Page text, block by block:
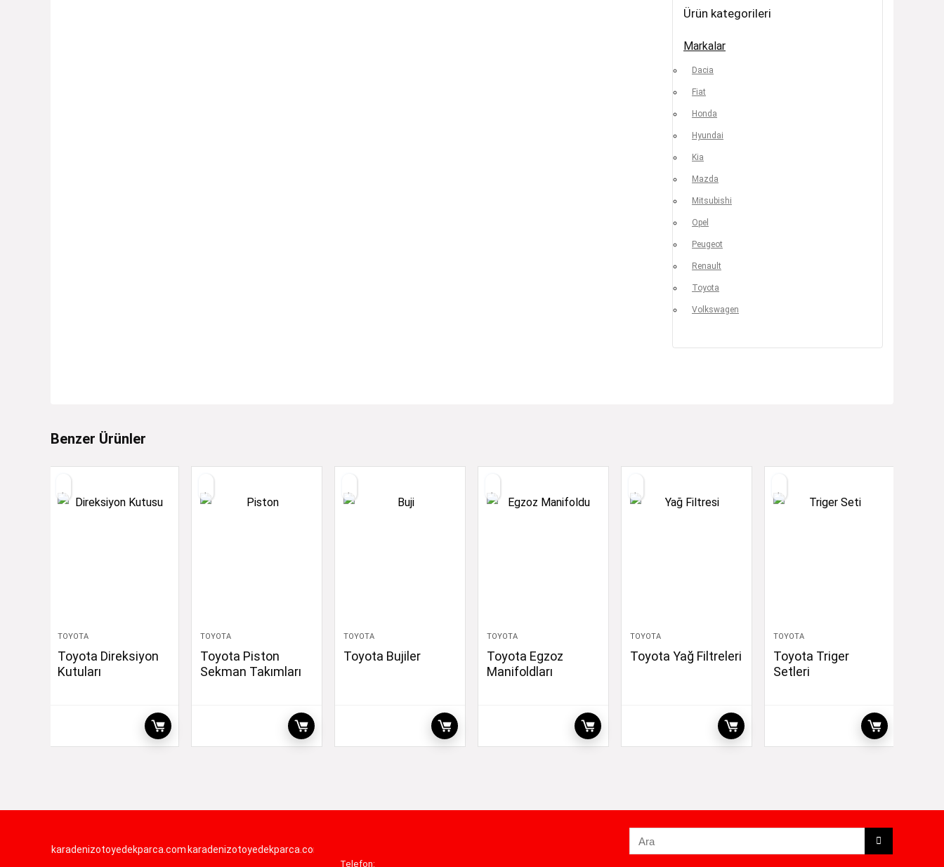
Ürün kategorileri
Markalar
Dacia
Fiat
Honda
Hyundai
Kia
Mazda
Mitsubishi
Opel
Peugeot
Renault
Toyota
Volkswagen
Benzer Ürünler
TOYOTA
Toyota Direksiyon
Kutuları
TOYOTA
Toyota Piston
Sekman Takımları
TOYOTA
Toyota Bujiler
TOYOTA
Toyota Egzoz
Manifoldları
TOYOTA
Toyota Yağ Filtreleri
TOYOTA
Toyota Triger
Setleri
karadenizotoyedekparca.com karadenizotoyedekparca.com
Telefon: